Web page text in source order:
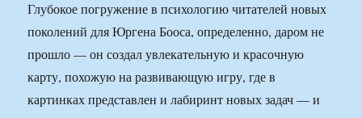
Глубокое погружение в психологию читателей новых
поколений для Юргена Бооса, определенно, даром не
прошло — он создал увлекательную и красочную
карту, похожую на развивающую игру, где в
картинках представлен и лабиринт новых задач — и